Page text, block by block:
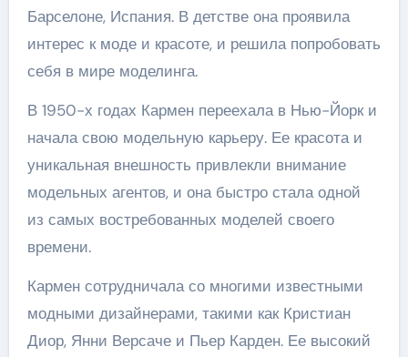
Барселоне, Испания. В детстве она проявила
интерес к моде и красоте, и решила попробовать
себя в мире моделинга.
В 1950-х годах Кармен переехала в Нью-Йорк и
начала свою модельную карьеру. Ее красота и
уникальная внешность привлекли внимание
модельных агентов, и она быстро стала одной
из самых востребованных моделей своего
времени.
Кармен сотрудничала со многими известными
модными дизайнерами, такими как Кристиан
Диор, Янни Версаче и Пьер Карден. Ее высокий